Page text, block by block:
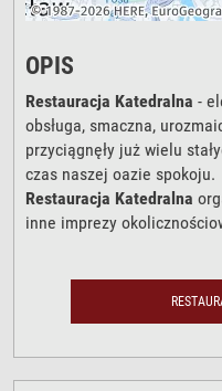
OPIS
Restauracja Katedralna -
obsługa, smaczna,
przyciągnęły już wielu
czas naszej oazie spokoju.
Restauracja Katedralna
inne imprezy